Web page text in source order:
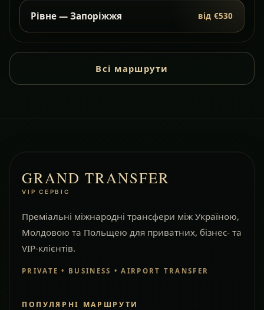
Рівне — Запоріжжя від €530
Всі маршрути
GRAND TRANSFER
VIP СЕРВІС
Преміальні міжнародні трансфери між Україною,
Молдовою та Польщею для приватних, бізнес- та
VIP-клієнтів.
PRIVATE • BUSINESS • AIRPORT TRANSFER
ПОПУЛЯРНІ МАРШРУТИ